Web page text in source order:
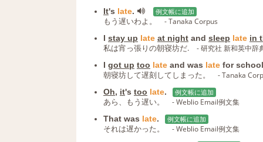
It's late. 例文帳に追加
もう遅いわよ。 - Tanaka Corpus
I stay up late at night and sleep late in
私は宵っ張りの朝寝坊だ. - 研究社 新和英中辞
I got up too late and was late for
朝寝坊して遅刻してしまった。 - Tanaka
Oh, it's too late. 例文帳に追加
あら、もう遅い。 - Weblio Email例文集
That was late. 例文帳に追加
それは遅かった。 - Weblio Email例文集